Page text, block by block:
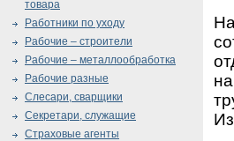
товара
Работники по уходу
Рабочие – строители
Рабочие – металлообработка
Рабочие разные
Слесари, сварщики
Секретари, служащие
Страховые агенты